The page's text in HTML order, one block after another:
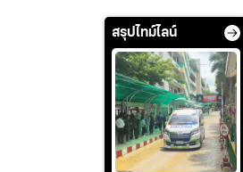
สรุปไทม์ไลน์